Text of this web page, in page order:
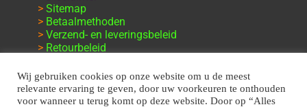
> Sitemap
> Betaalmethoden
> Verzend- en leveringsbeleid
> Retourbeleid
Wij gebruiken cookies op onze website om u de meest
relevante ervaring te geven, door uw voorkeuren te onthouden
voor wanneer u terug komt op deze website. Door op “Alles